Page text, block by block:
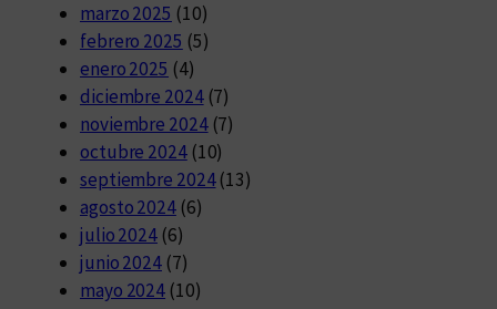
marzo 2025 (10)
febrero 2025 (5)
enero 2025 (4)
diciembre 2024(7)
noviembre 2024(7)
octubre 2024(10)
septiembre 2024(13)
agosto 2024(6)
julio 2024 (6)
junio 2024 (7)
mayo 2024 (10)